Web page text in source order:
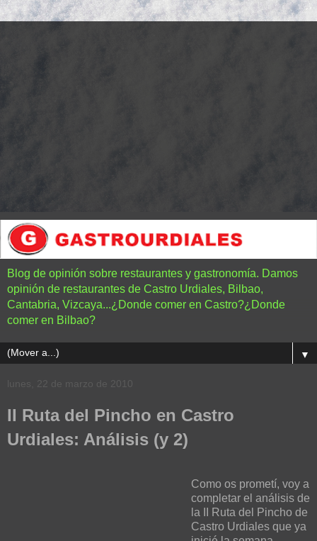
Blog de opinión sobre restaurantes y gastronomía. Damos
opinión de restaurantes de Castro Urdiales, Bilbao,
Cantabria, Vizcaya...¿Donde comer en Castro?¿Donde
comer en Bilbao?
▼
lunes, 22 de marzo de 2010
II Ruta del Pincho en Castro
Urdiales: Análisis (y 2)
Como os prometí, voy a
completar el análisis de
la II Ruta del Pincho de
Castro Urdiales que ya